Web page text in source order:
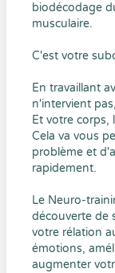
biodécodage
musculaire.
C'est votre
En travaillant
n'intervient
Et votre corps,
Cela va vous
problème et
rapidement.
Le Neuro-
découverte de
votre rélation
émotions,
augmenter